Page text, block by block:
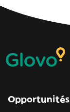
Opportunités